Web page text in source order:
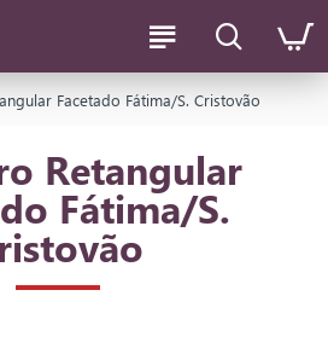
Facetado Fátima/S. Cristovão
Retangular
Fátima/S.